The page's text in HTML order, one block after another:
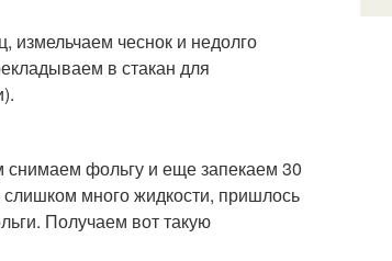
измельчаем чеснок и недолго
в стакан для
снимаем фольгу и еще запекаем 30
много жидкости, пришлось
Получаем вот такую